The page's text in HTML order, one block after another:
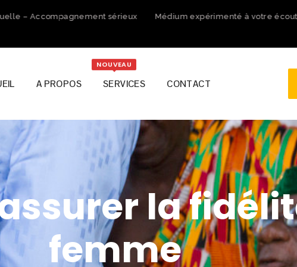
Accompagnement sérieux Médium expérimenté à votre écoute
A PROPOS SERVICES
NOUVEAU
CONTACT
la
femme